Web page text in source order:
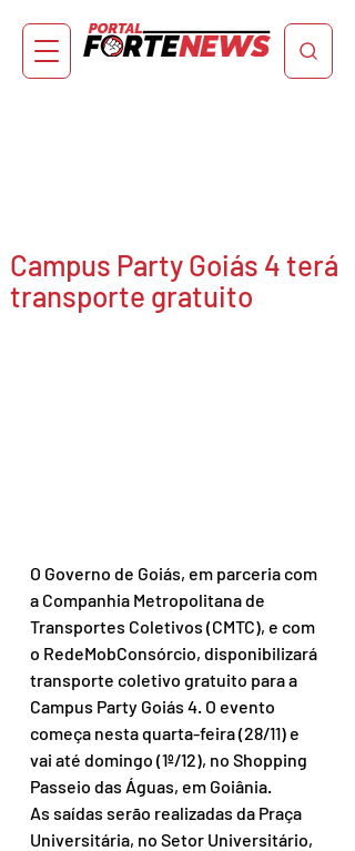
Campus Party Goiás 4 terá
transporte gratuito
O Governo de Goiás, em parceria com
a Companhia Metropolitana de
Transportes Coletivos (CMTC), e com
o RedeMobConsórcio, disponibilizará
transporte coletivo gratuito para a
Campus Party Goiás 4. O evento
começa nesta quarta-feira (28/11) e
vai até domingo (1º/12), no Shopping
Passeio das Águas, em Goiânia.
As saídas serão realizadas da Praça
Universitária, no Setor Universitário,